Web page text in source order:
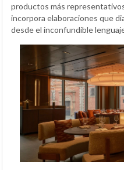
productos más
incorpora elaboraciones que
desde el inconfundible